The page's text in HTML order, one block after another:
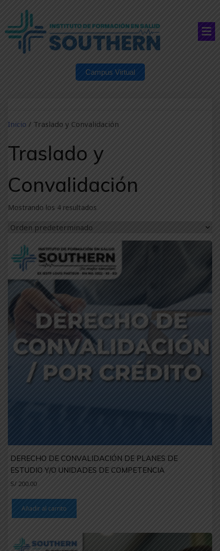
Campus Virtual
Inicio / Traslado y Convalidación
Traslado y
Convalidación
Mostrando los 4 resultados
DERECHO DE CONVALIDACIÓN DE PLANES DE
ESTUDIO Y/O UNIDADES DE COMPETENCIA
S/ 200.00
Añadir al carrito